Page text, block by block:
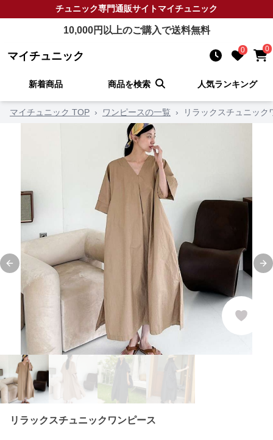
チュニック専門通販サイトマイチュニック
10,000円以上のご購入で送料無料
マイチュニック 0 0
新着商品 商品を検索 人気ランキング
マイチュニック TOP › ワンピースの一覧 › リラックスチュニック
Previous slide
リラックスチュニックワンピース